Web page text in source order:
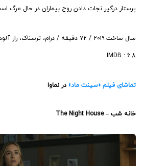
پرستار درگیر نجات دادن روح بیماران در حال مرگ
IMDB : 6.8
تماشای فیلم «سینت ماد» در نماوا
خانه شب – The Night House